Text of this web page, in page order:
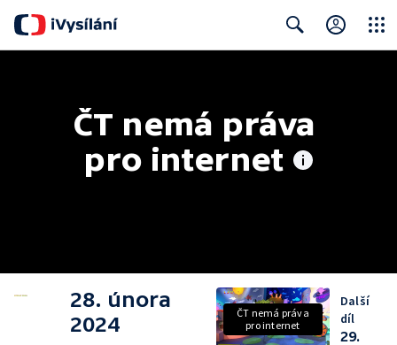
ČT nemá práva
pro internet
28. února
2024
ČT nemá práva
pro internet
Další
díl
29.